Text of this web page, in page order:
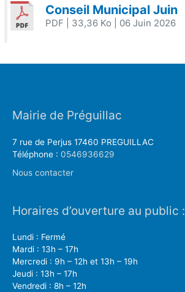
Conseil Municipal Juin
PDF | 33,36 Ko | 06 Juin 2026
Mairie de Préguillac
7 rue de Perjus 17460 PREGUILLAC
Téléphone : 0546936629
Nous contacter
Horaires d’ouverture au public :
Lundi : Fermé
Mardi : 13h – 17h
Mercredi : 9h – 12h et 13h – 19h
Jeudi : 13h – 17h
Vendredi : 8h – 12h